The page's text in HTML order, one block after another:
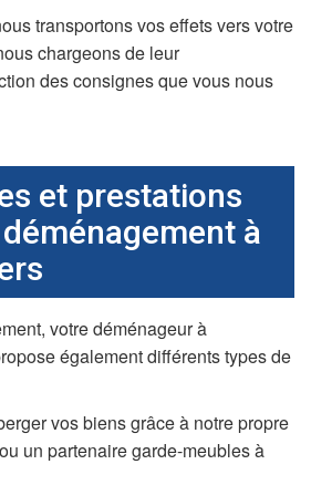
transportons vos effets vers votre
chargeons de leur
des consignes que vous nous
et prestations
à
votre déménageur à
également différents types de
vos biens grâce à notre propre
un partenaire garde-meubles à